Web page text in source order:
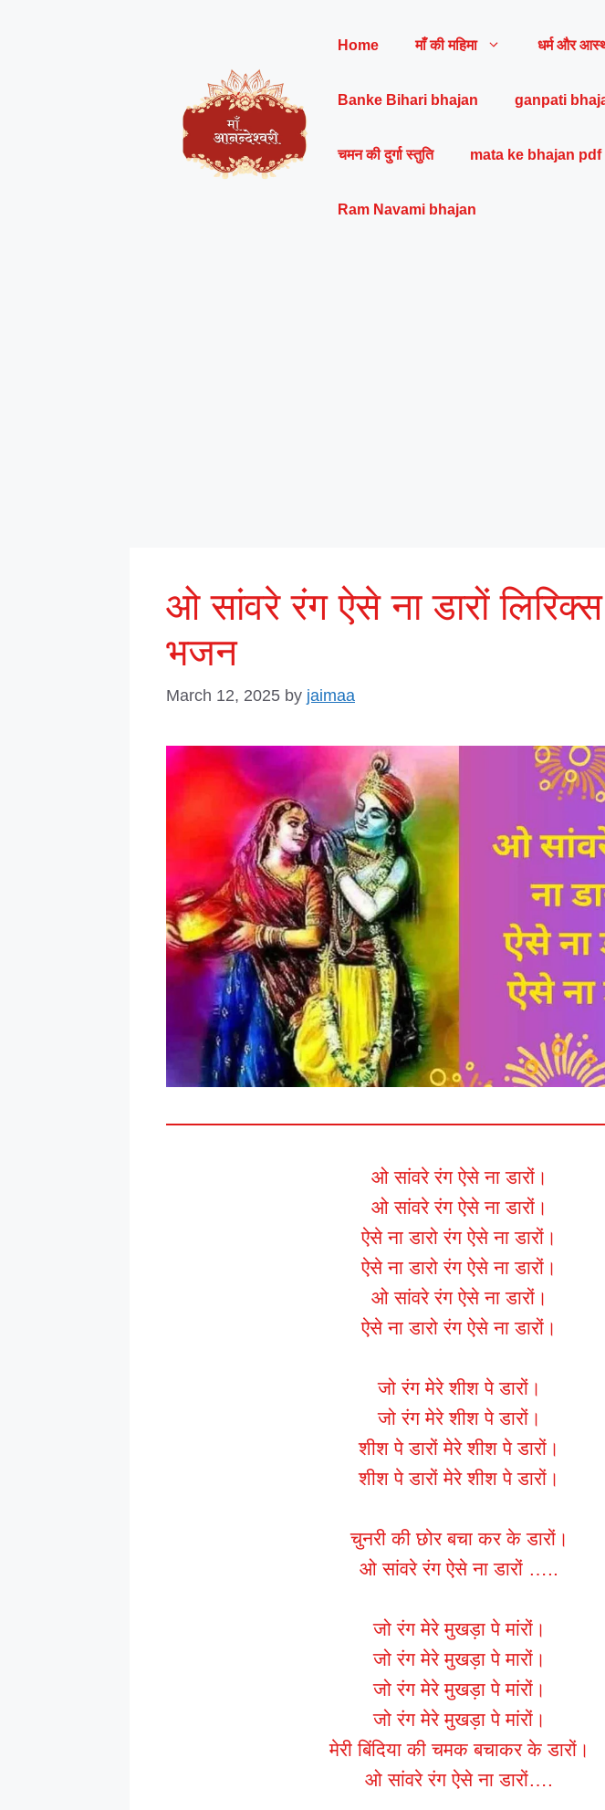
Home माँ की महिमा धर्म और
Banke Bihari bhajan ganpati
चमन की दुर्गा स्तुति mata ke bhajan pdf
Ram Navami bhajan
ओ सांवरे रंग ऐसे ना डारों
भजन
March 12, 2025 by jaimaa
ओ सांवरे रंग ऐसे ना डारों।
ओ सांवरे रंग ऐसे ना डारों।
ऐसे ना डारो रंग ऐसे ना डारों।
ऐसे ना डारो रंग ऐसे ना डारों।
ओ सांवरे रंग ऐसे ना डारों।
ऐसे ना डारो रंग ऐसे ना डारों।
जो रंग मेरे शीश पे डारों।
जो रंग मेरे शीश पे डारों।
शीश पे डारों मेरे शीश पे डारों।
शीश पे डारों मेरे शीश पे डारों।
चुनरी की छोर बचा कर के डारों।
ओ सांवरे रंग ऐसे ना डारों …..
जो रंग मेरे मुखड़ा पे मांरों।
जो रंग मेरे मुखड़ा पे मारों।
जो रंग मेरे मुखड़ा पे मांरों।
जो रंग मेरे मुखड़ा पे मांरों।
मेरी बिंदिया की चमक बचाकर के डारों।
ओ सांवरे रंग ऐसे ना डारों….